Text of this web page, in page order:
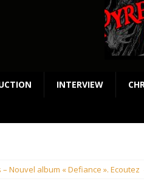
INTERVIEW
Nouvel album « Defiance ». Ecoutez